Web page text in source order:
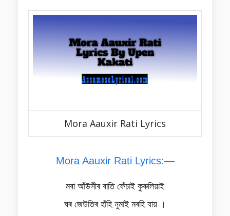
Mora Aauxir Rati Lyrics
Mora Aauxir Rati Lyrics:—
মৰা আঁউসীৰ ৰাতি ফেঁচাই কুৰুলিয়াই
ঘৰ জেউতিৰ হাঁহি নুমাই মৰহি যায় ।